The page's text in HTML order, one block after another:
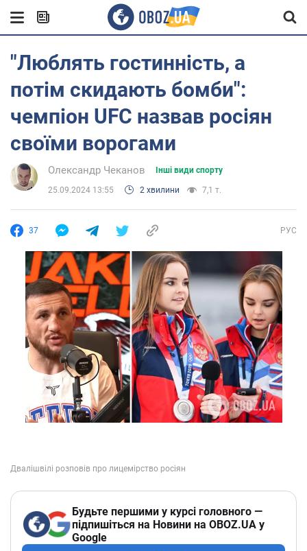
"Люблять гостинність, а
потім скидають бомби":
чемпіон UFC назвав росіян
своїми ворогами
Олександр Чеканов Інші види спорту
25.09.2024 13:55 2 хвилини 7,1 т.
37 РУС
Будьте першими у курсі головного —
підпишіться на Новини на OBOZ.UA у
Google